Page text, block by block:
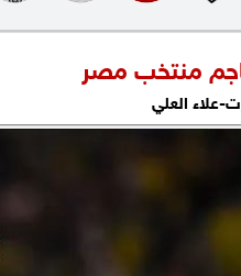
منتخب مصر
علاء العلي